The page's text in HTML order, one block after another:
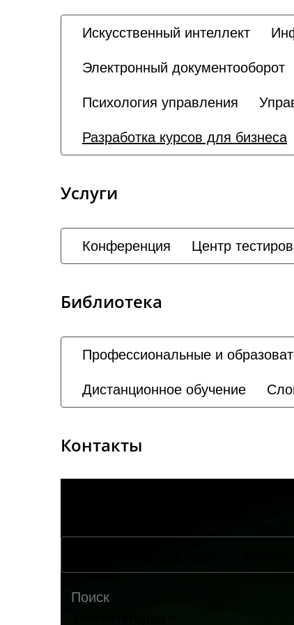
Искусственный интеллект
Электронный документооборот
Психология управления
Разработка курсов для бизнеса
Услуги
Конференция Центр
Библиотека
Профессиональные и
Дистанционное обучение
Контакты